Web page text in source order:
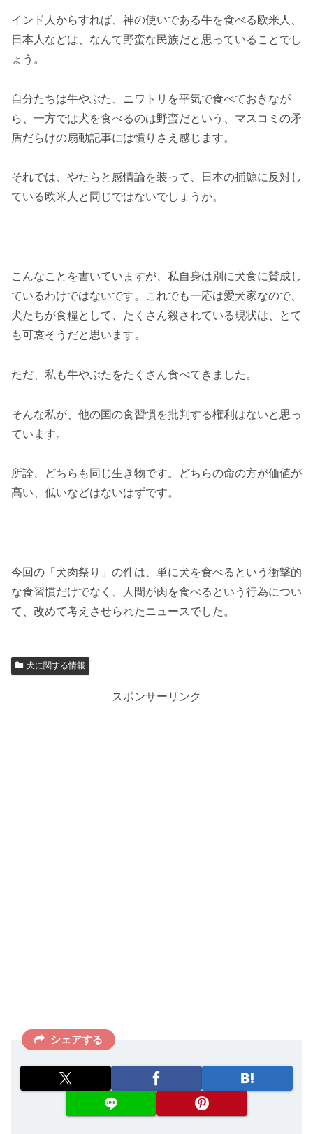
インド人からすれば、神の使いである牛を食べる欧米人、
日本人などは、なんて野蛮な民族だと思っていることでし
ょう。
自分たちは牛やぶた、ニワトリを平気で食べておきなが
ら、一方では犬を食べるのは野蛮だという、マスコミの矛
盾だらけの扇動記事には憤りさえ感じます。
それでは、やたらと感情論を装って、日本の捕鯨に反対し
ている欧米人と同じではないでしょうか。
こんなことを書いていますが、私自身は別に犬食に賛成し
ているわけではないです。これでも一応は愛犬家なので、
犬たちが食糧として、たくさん殺されている現状は、とて
も可哀そうだと思います。
ただ、私も牛やぶたをたくさん食べてきました。
そんな私が、他の国の食習慣を批判する権利はないと思っ
ています。
所詮、どちらも同じ生き物です。どちらの命の方が価値が
高い、低いなどはないはずです。
今回の「犬肉祭り」の件は、単に犬を食べるという衝撃的
な食習慣だけでなく、人間が肉を食べるという行為につい
て、改めて考えさせられたニュースでした。
犬に関する情報
スポンサーリンク
シェアする